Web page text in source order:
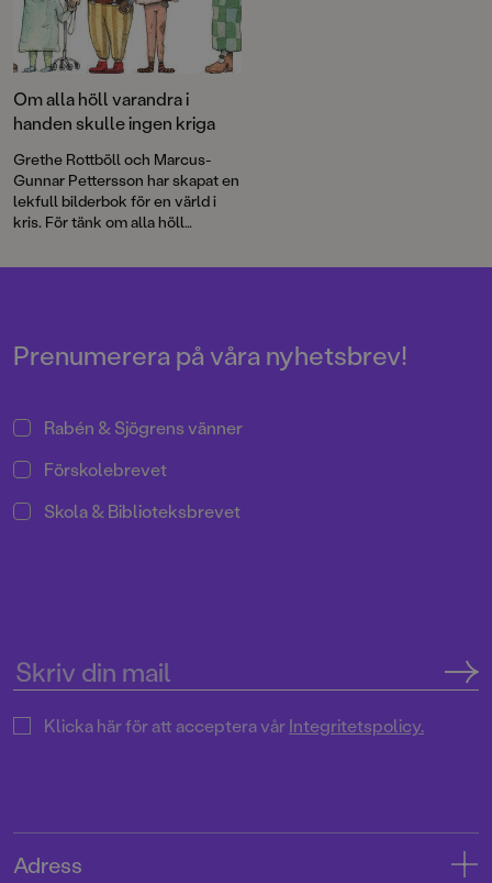
Om alla höll varandra i
handen skulle ingen kriga
Grethe Rottböll och Marcus-
Gunnar Pettersson har skapat en
lekfull bilderbok för en värld i
kris. För tänk om alla höll
är en bok om värdet av att vara
Prenumerera på våra nyhetsbrev!
Rabén & Sjögrens vänner
Förskolebrevet
Skola & Biblioteksbrevet
Klicka här för att acceptera vårIntegritetspolicy.
Adress